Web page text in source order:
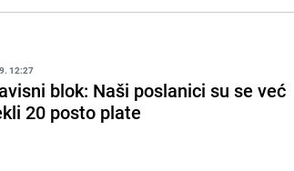
12:27
blok: Naši poslanici su se već
20 posto plate